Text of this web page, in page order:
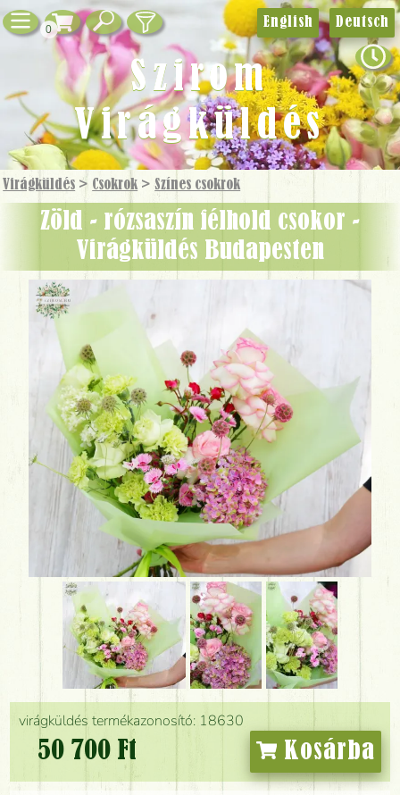
0
Virágküldés > Csokrok >Színes csokrok
Zöld - rózsaszín félhold csokor -
Virágküldés Budapesten
virágküldés termékazonosító: 18630
50 700 Ft Kosárba
English Deutsch
Szirom
Virágküldés